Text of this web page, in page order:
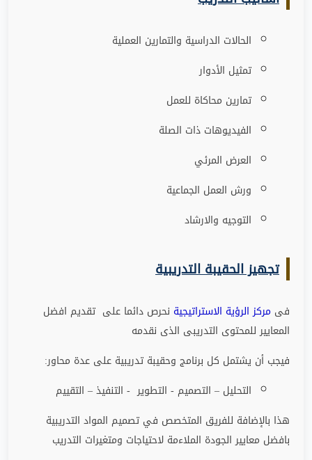
الحالات الدراسية والتمارين العملية
تمثيل الأدوار
تمارين محاكاة للعمل
الفيديوهات ذات الصلة
العرض المرئي
ورش العمل الجماعية
التوجيه والارشاد
تجهيز الحقيبة التدريبية
فى مركز الرؤية الاستراتيجية نحرص دائما على تقديم افضل
المعايير للمحتوى التدريبى الذى نقدمه
فيجب أن يشتمل كل برنامج وحقيبة تدريبية على عدة محاور:
التحليل – التصميم - التطوير - التنفيذ – التقييم
هذا بالإضافة للفريق المتخصص في تصميم المواد التدريبية
بافضل معايير الجودة الملاءمة لاحتياجات ومتغيرات التدريب